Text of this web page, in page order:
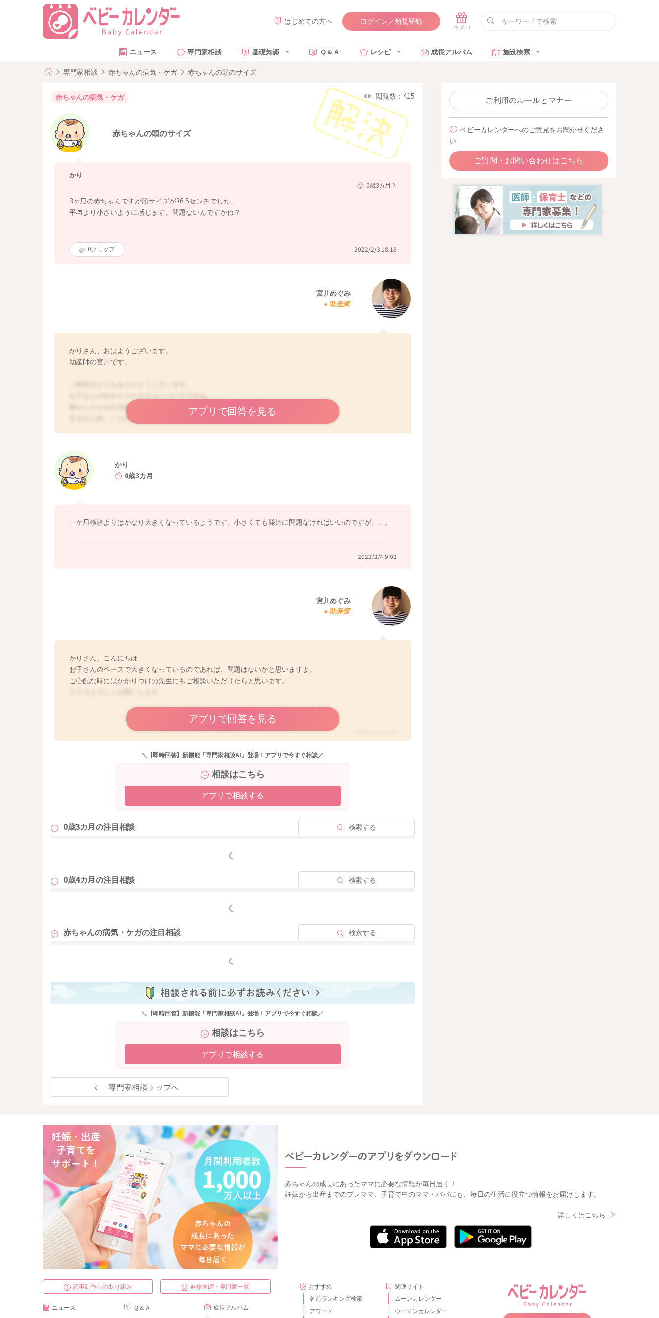
はじめての方へ ログイン／新規登録
ニュース 専門家相談 基礎知識 Ｑ＆Ａ レシピ 成長アルバム 施設検索
専門家相談 赤ちゃんの病気・ケガ 赤ちゃんの頭のサイズ
赤ちゃんの病気・ケガ 閲覧数：415
赤ちゃんの頭のサイズ
かり
0歳3カ月
3ヶ月の赤ちゃんですが頭サイズが36.5センチでした。
平均より小さいように感じます。問題ないんですかね？
0クリップ 2022/2/3 18:18
宮川めぐみ
助産師
かりさん、おはようございます。
助産師の宮川です。
確かに小さめな印象があります。
生まれた時、一ヶ月健診の時と比べていかがですか？
ご心配な時にはかかりつけの先生にもご相談いただけたらと思います。
どうぞよろしくおねがいします。
アプリで回答を見る
かり
0歳3カ月
一ヶ月検診よりはかなり大きくなっているようです。小さくても発達に問題なければいいのですが、、。
2022/2/4 9:02
宮川めぐみ
助産師
かりさん、こんにちは
お子さんのペースで大きくなっているのであれば、問題はないかと思いますよ。
ご心配な時にはかかりつけの先生にもご相談いただけたらと思います。
アプリで回答を見る
＼【即時回答】新機能「専門家相談AI」登場！アプリで今すぐ相談／
相談はこちら
アプリで相談する
0歳3カ月の注目相談 検索する
もっと見る
0歳4カ月の注目相談 検索する
もっと見る
赤ちゃんの病気・ケガの注目相談 検索する
もっと見る
＼【即時回答】新機能「専門家相談AI」登場！アプリで今すぐ相談／
相談はこちら
アプリで相談する
専門家相談トップへ
ご利用のルールとマナー
ベビーカレンダーへのご意見をお聞かせくださ
い
ご質問・お問い合わせはこちら
赤ちゃんの成長にあったママに必要な情報が毎日届く！
妊娠から出産までのプレママ、子育て中のママ・パパにも、毎日の生活に役立つ情報をお届けします。
詳しくはこちら
記事制作への取り組み 監修医師・専門家一覧
ニュース Ｑ＆Ａ 成長アルバム
おすすめ
名前ランキング検索
アワード
関連サイト
ムーンカレンダー
ウーマンカレンダー